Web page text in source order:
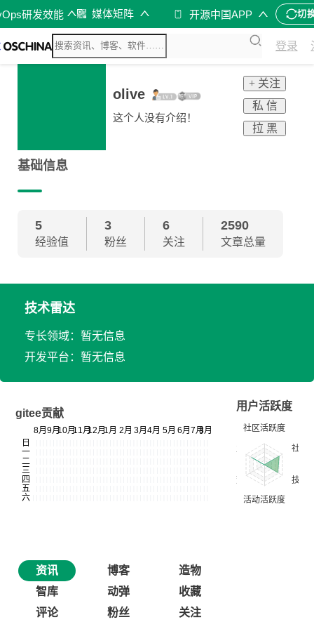
研发效能 媒体矩阵 开源中国APP 切
登录
olive
这个人没有介绍！
+ 关注
私 信
拉 黑
基础信息
5
经验值
3
粉丝
6
关注
2590
文章总量
技术雷达
专长领域：暂无信息
开发平台：暂无信息
gitee贡献
用户活跃度
资讯 博客
造物
智库
动弹
收藏
评论
粉丝 关注